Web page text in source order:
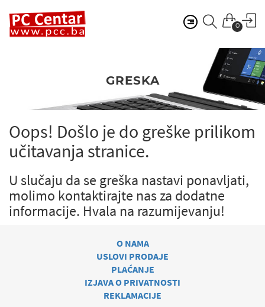
0
GRESKA
Oops! Došlo je do greške prilikom
učitavanja stranice.
U slučaju da se greška nastavi ponavljati,
molimo kontaktirajte nas za dodatne
informacije. Hvala na razumijevanju!
O NAMA
USLOVI PRODAJE
PLAĆANJE
IZJAVA O PRIVATNOSTI
REKLAMACIJE